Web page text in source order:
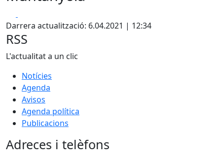
Darrera actualització: 6.04.2021 | 12:34
RSS
L'actualitat a un clic
Notícies
Agenda
Avisos
Agenda política
Publicacions
Adreces i telèfons